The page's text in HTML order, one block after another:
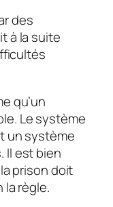
des
à la suite
qu’un
Le système
un système
Il est bien
prison doit
la règle.